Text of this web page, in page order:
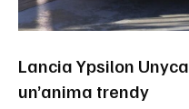
Lancia Ypsilon
un’anima trendy